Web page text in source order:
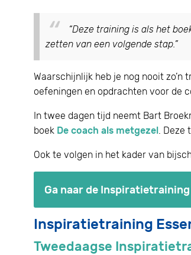
“Deze training is als het
zetten van een volgende stap.”
Waarschijnlijk heb je nog nooit
oefeningen en opdrachten voor de
In twee dagen tijd neemt Bart
boek De coach als metgezel. Deze
Ook te volgen in het kader van
Ga naar de Inspiratietraining
Inspiratietraining
Tweedaagse